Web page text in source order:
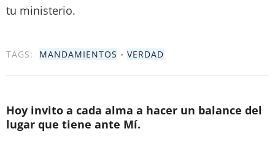
tu ministerio.
TAGS: MANDAMIENTOS • VERDAD
Hoy invito a cada alma a hacer un balance del
lugar que tiene ante Mí.